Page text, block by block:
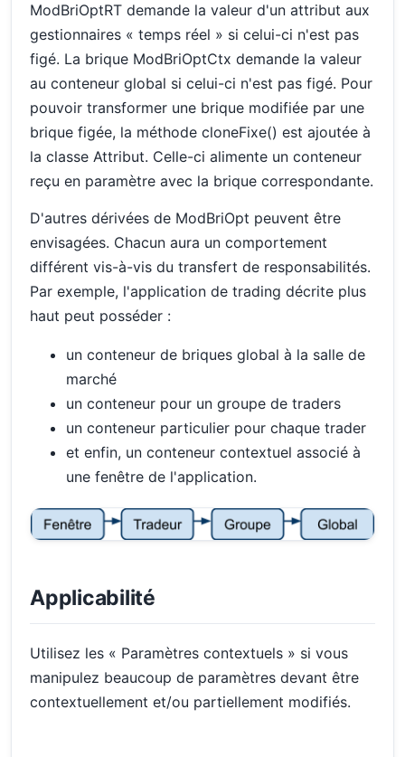
ModBriOptRT demande la valeur d'un attribut aux
gestionnaires « temps réel » si celui-ci n'est pas
figé. La brique ModBriOptCtx demande la valeur
au conteneur global si celui-ci n'est pas figé. Pour
pouvoir transformer une brique modifiée par une
brique figée, la méthode cloneFixe() est ajoutée à
la classe Attribut. Celle-ci alimente un conteneur
reçu en paramètre avec la brique correspondante.
D'autres dérivées de ModBriOpt peuvent être
envisagées. Chacun aura un comportement
différent vis-à-vis du transfert de responsabilités.
Par exemple, l'application de trading décrite plus
haut peut posséder :
un conteneur de briques global à la salle de
marché
un conteneur pour un groupe de traders
un conteneur particulier pour chaque trader
et enfin, un conteneur contextuel associé à
une fenêtre de l'application.
Applicabilité
Utilisez les « Paramètres contextuels » si vous
manipulez beaucoup de paramètres devant être
contextuellement et/ou partiellement modifiés.